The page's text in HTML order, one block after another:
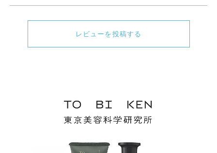
レビューを投稿する